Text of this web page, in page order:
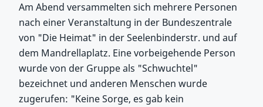
Am Abend versammelten sich mehrere Personen
nach einer Veranstaltung in der Bundeszentrale
von "Die Heimat" in der Seelenbinderstr. und auf
dem Mandrellaplatz. Eine vorbeigehende Person
wurde von der Gruppe als "Schwuchtel"
bezeichnet und anderen Menschen wurde
zugerufen: "Keine Sorge, es gab kein